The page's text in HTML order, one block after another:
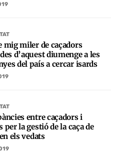
mig miler de caçadors
d’aquest diumenge a les
del país a cercar isards
entre caçadors i
per la gestió de la caça de
els vedats